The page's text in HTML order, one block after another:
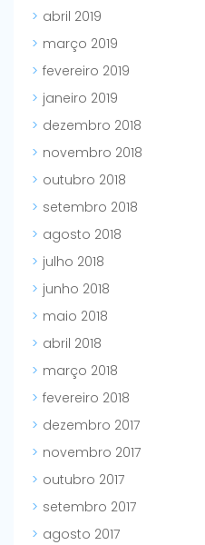
abril 2019
março 2019
fevereiro 2019
janeiro 2019
dezembro 2018
novembro 2018
outubro 2018
setembro 2018
agosto 2018
julho 2018
junho 2018
maio 2018
abril 2018
março 2018
fevereiro 2018
dezembro 2017
novembro 2017
outubro 2017
setembro 2017
agosto 2017